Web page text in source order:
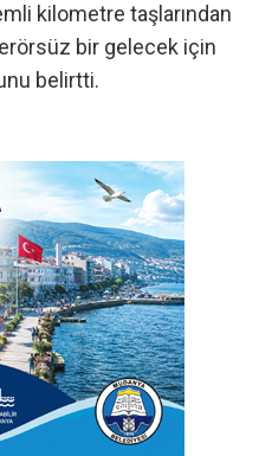
kilometre taşlarından
bir gelecek için
belirtti.